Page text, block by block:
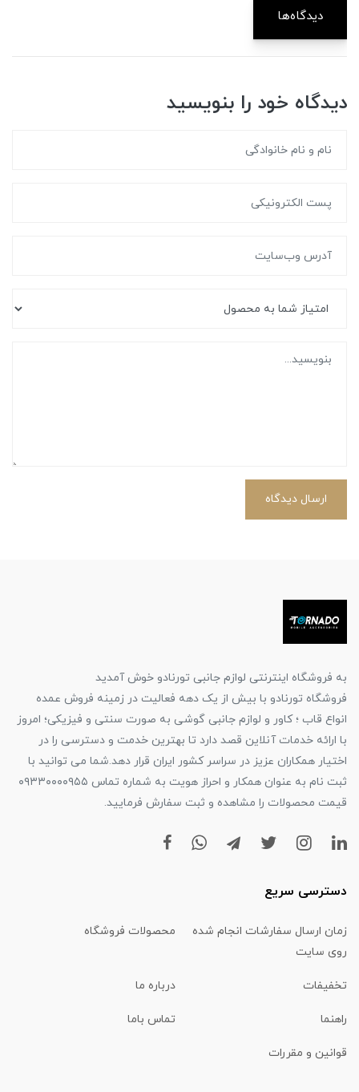
دیدگاه‌ها
دیدگاه خود را بنویسید
ارسال دیدگاه
به فروشگاه اینترنتی لوازم جانبی تورنادو خوش آمدید
فروشگاه تورنادو با بیش از یک دهه فعالیت در زمینه فروش عمده
انواع قاب ؛ کاور و لوازم جانبی گوشی به صورت سنتی و فیزیکی؛ امروز
با ارائه خدمات آنلاین قصد دارد تا بهترین خدمت و دسترسی را در
اختیار همکاران عزیز در سراسر کشور ایران قرار دهد.شما می توانید با
ثبت نام به عنوان همکار و احراز هویت به شماره تماس ۰۹۳۳۰۰۰۰۹۵۵
قیمت محصولات را مشاهده و ثبت سفارش فرمایید.
دسترسی سریع
زمان ارسال سفارشات انجام شده
روی سایت
محصولات فروشگاه
تخفیفات درباره ما
راهنما تماس باما
قوانین و مقررات